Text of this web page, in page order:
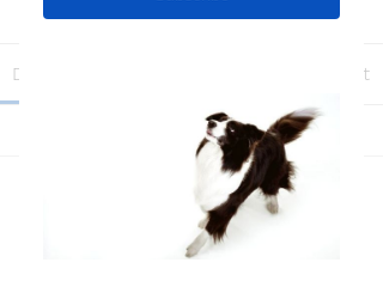
Discussion About
December 10, 2023
(VER EN VIVO##) ¿Cómo